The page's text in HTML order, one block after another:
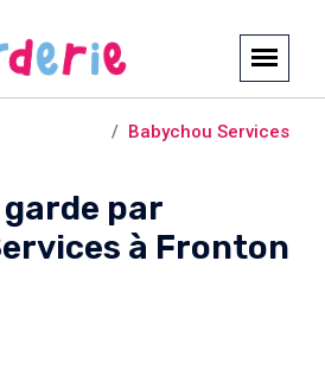
Babychou Services
par
à Fronton